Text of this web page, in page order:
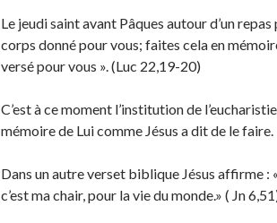
Le jeudi saint avant Pâques autour d’un
corps donné pour vous; faites cela en
versé pour vous ». (Luc 22,19-20)
C’est à ce moment l’institution de
mémoire de Lui comme Jésus a dit de le faire.
Dans un autre verset biblique Jésus affirme :
c’est ma chair, pour la vie du monde.» ( Jn